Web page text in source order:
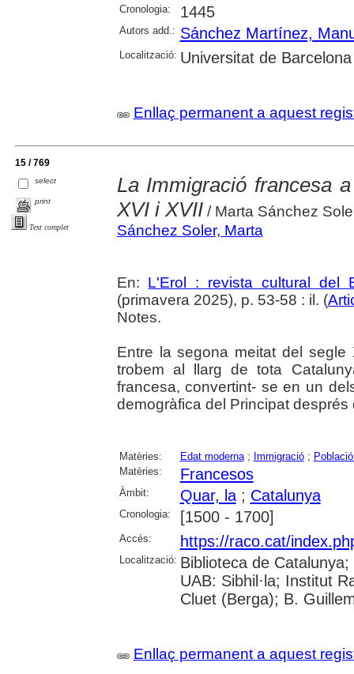
Cronologia: 1445
Autors add.: Sánchez Martínez,
Localització: Universitat de Barcelona
Enllaç permanent a aquest
15 / 769
select
print
Text complet
La Immigració francesa
XVI i XVII/ Marta Sánchez
Sánchez Soler, Marta
En: L'Erol : revista cultural del
(primavera 2025), p. 53-58 : il. (
Notes.
Entre la segona meitat del
trobem al llarg de tota
francesa, convertint- se en un
demogràfica del Principat
Matèries: Edat moderna; Immigració;
Matèries:
Francesos
Àmbit: Quar, la; Catalunya
Cronologia: [1500 - 1700]
Accés: https://raco.cat/
Localització: Biblioteca de
UAB: Sibhil·la; Institut
Cluet (Berga); B.
Enllaç permanent a aquest